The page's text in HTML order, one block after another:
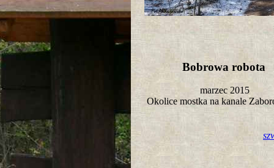
Bobrowa robota
marzec 2015
Okolice mostka na kanale